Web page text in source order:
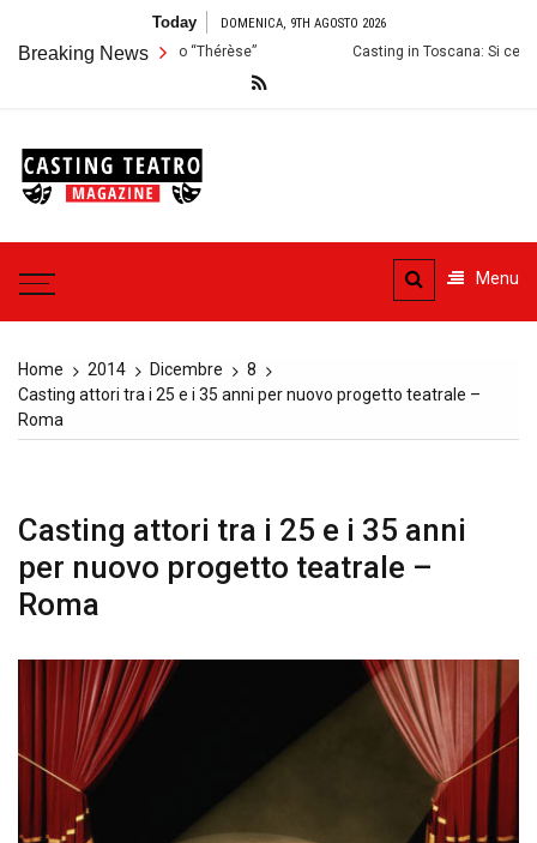
content
Today DOMENICA, 9TH AGOSTO 2026
Breaking News
per lo Spettacolo “Thérèse” Casting in Toscana: Si cercano
teatrali
Menu
Home 2014 Dicembre
8
Casting attori tra i 25 e i 35 anni per nuovo progetto teatrale –
Roma
Casting attori tra i 25 e i 35 anni
per nuovo progetto teatrale –
Roma